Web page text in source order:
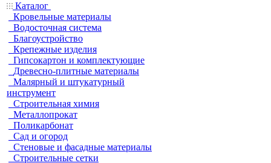
Каталог
Кровельные материалы
Водосточная система
Благоустройство
Крепежные изделия
Гипсокартон и комплектующие
Древесно-плитные материалы
Малярный и штукатурный
инструмент
Строительная химия
Металлопрокат
Поликарбонат
Сад и огород
Стеновые и фасадные материалы
Строительные сетки